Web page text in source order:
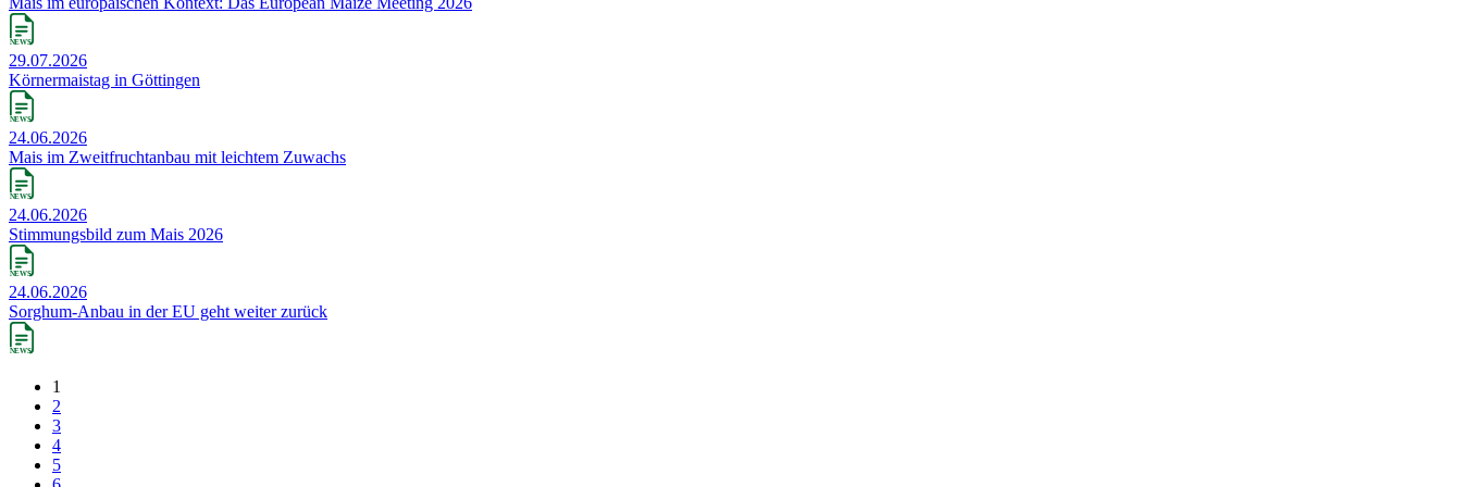
29.07.2026
Körnermaistag in Göttingen
24.06.2026
Mais im Zweitfruchtanbau mit leichtem Zuwachs
24.06.2026
Stimmungsbild zum Mais 2026
24.06.2026
Sorghum-Anbau in der EU geht weiter zurück
1
2
3
4
5